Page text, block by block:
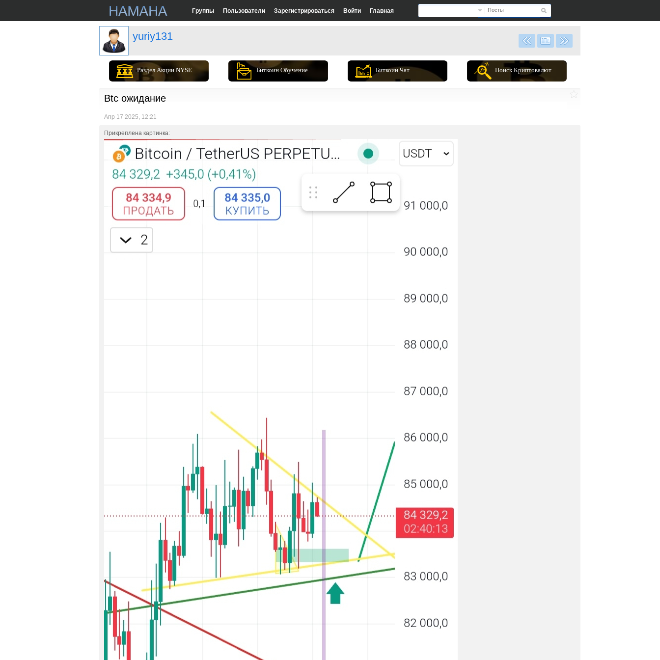
Посты
Группы Пользователи Зарегистрироваться Войти Главная
yuriy131
Раздел Акции NYSE Биткоин Обучение Биткоин Чат Поиск Криптовалют
Btc ожидание
Апр 17 2025, 12:21
Прикреплена картинка: